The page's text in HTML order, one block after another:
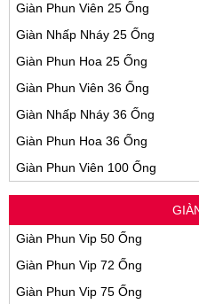
Giàn Phun Viên 25 Ống
Giàn Nhấp Nháy 25 Ống
Giàn Phun Hoa 25 Ống
Giàn Phun Viên 36 Ống
Giàn Nhấp Nháy 36 Ống
Giàn Phun Hoa 36 Ống
Giàn Phun Viên 100 Ống
Giàn Phun Vip 50 Ống
Giàn Phun Vip 72 Ống
Giàn Phun Vip 75 Ống